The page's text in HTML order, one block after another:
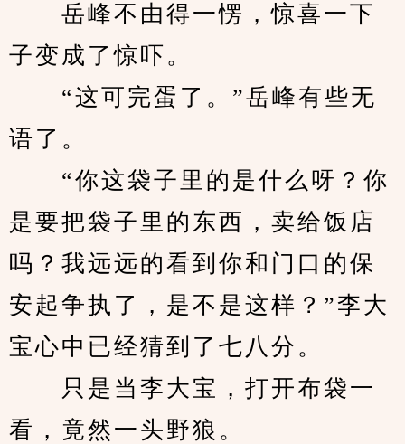
岳峰不由得一愣，惊喜一下
子变成了惊吓。
“这可完蛋了。”岳峰有些无
语了。
“你这袋子里的是什么呀？你
是要把袋子里的东西，卖给饭店
吗？我远远的看到你和门口的保
安起争执了，是不是这样？”李大
宝心中已经猜到了七八分。
只是当李大宝，打开布袋一
看，竟然一头野狼。